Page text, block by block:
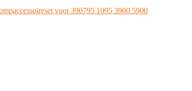
voor 390795 1095 3900 5900